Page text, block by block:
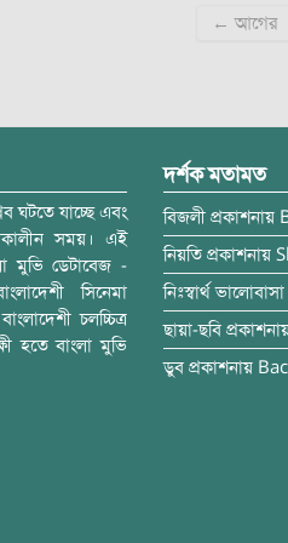
navigation← আগের
ঘটতে যাচ্ছে এবং
সময়। এই
মুভি ডেটাবেজ -
সিনেমা
চলচ্চিত্র
হতে বাংলা মুভি
দর্শক মতামত
বিজলী প্রকাশনায়
নিয়তি প্রকাশনায়
নিঃস্বার্থ ভালোবাসা
ছায়া-ছবি
ডুব প্রকাশনায়